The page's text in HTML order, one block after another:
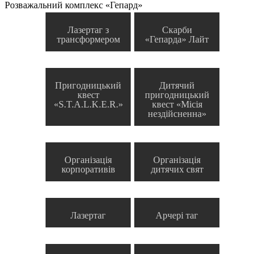
Розважальний комплекс «Гепард»
Лазертаг з
трансформером
Скарби
«Гепарда» Лайт
Пригодницький
квест
«S.T.A.L.K.E.R.»
Дитячий
пригодницький
квест «Місія
нездійсненна»
Організація
корпоративів
Організація
дитячих свят
Лазертаг Арчері таг